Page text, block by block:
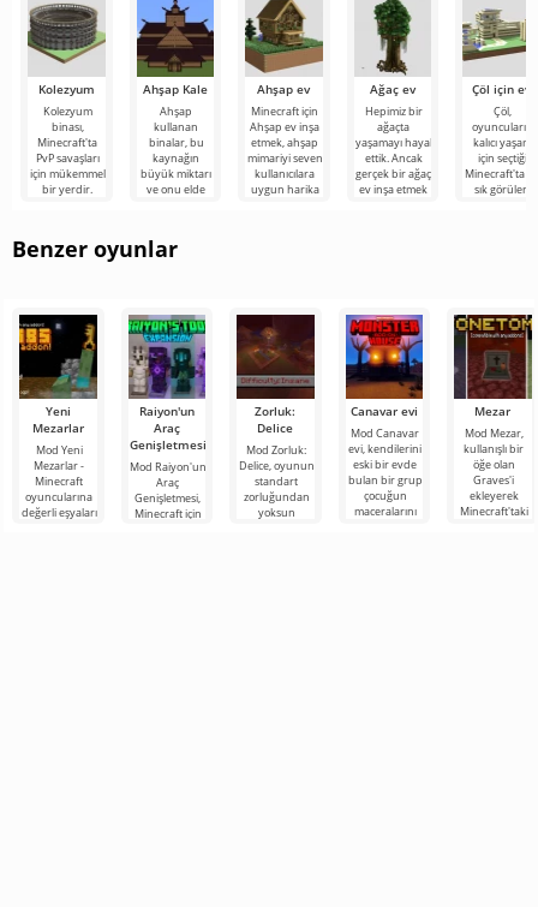
Kolezyum
Kolezyum
binası,
Minecraft'ta
PvP savaşları
için mükemmel
bir yerdir.
Ahşap Kale
Ahşap
kullanan
binalar, bu
kaynağın
büyük miktarı
ve onu elde
Ahşap ev
Minecraft için
Ahşap ev inşa
etmek, ahşap
mimariyi seven
kullanıcılara
uygun harika
Ağaç ev
Hepimiz bir
ağaçta
yaşamayı hayal
ettik. Ancak
gerçek bir ağaç
ev inşa etmek
Çöl için ev
Çöl,
oyuncuların
kalıcı yaşam
için seçtiği
Minecraft'ta
sık görülen
Benzer oyunlar
Yeni
Mezarlar
Mod Yeni
Mezarlar -
Minecraft
oyuncularına
değerli eşyaları
Raiyon'un
Araç
Genişletmesi
Mod Raiyon'un
Araç
Genişletmesi,
Minecraft için
Zorluk:
Delice
Mod Zorluk:
Delice, oyunun
standart
zorluğundan
yoksun
Canavar evi
Mod Canavar
evi, kendilerini
eski bir evde
bulan bir grup
çocuğun
maceralarını
Mezar
Mod Mezar,
kullanışlı bir
öğe olan
Graves'i
ekleyerek
Minecraft'taki